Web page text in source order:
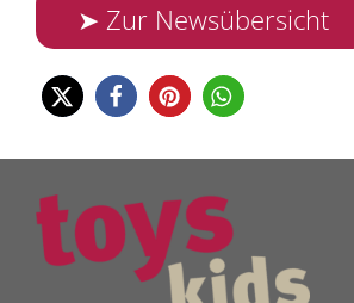
➤ Zur Newsübersicht